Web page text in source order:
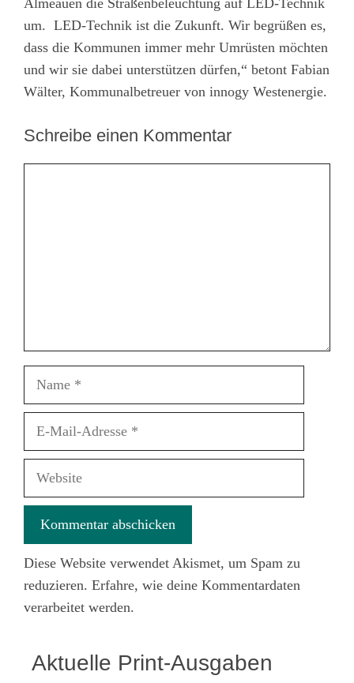
um. LED-Technik ist die Zukunft. Wir begrüßen es,
dass die Kommunen immer mehr Umrüsten möchten
und wir sie dabei unterstützen dürfen,“ betont Fabian
Wälter, Kommunalbetreuer von innogy Westenergie.
Schreibe einen Kommentar
Diese Website verwendet Akismet, um Spam zu
reduzieren. Erfahre, wie deine Kommentardaten
verarbeitet werden.
Aktuelle Print-Ausgaben